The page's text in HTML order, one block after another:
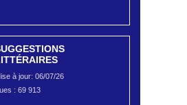
à jour: 06/07/26
: 69 913